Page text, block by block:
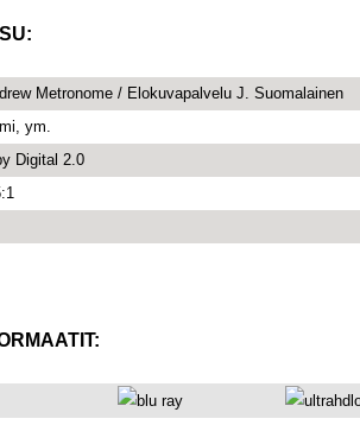
Metronome / Elokuvapalvelu J. Suomalainen
ym.
Digital 2.0